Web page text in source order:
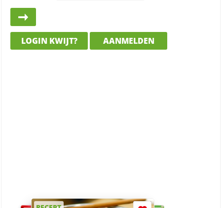
LOGIN KWIJT? AANMELDEN